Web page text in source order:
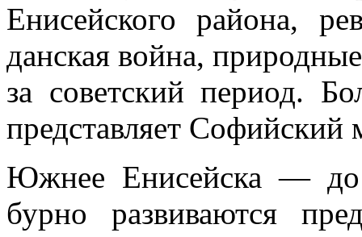
Енисейского района,
данская война,
за советский период.
пред­ставляет Софийский
Южнее Енисейска — до
бурно развиваются